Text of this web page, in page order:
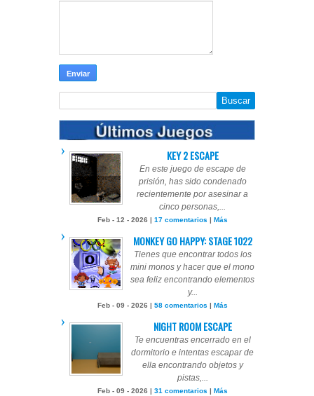
KEY 2 ESCAPE
En este juego de escape de
prisión, has sido condenado
recientemente por asesinar a
cinco personas,...
Feb - 12 - 2026 | 17 comentarios | Más
MONKEY GO HAPPY: STAGE 1022
Tienes que encontrar todos los
mini monos y hacer que el mono
sea feliz encontrando elementos
y...
Feb - 09 - 2026 | 58 comentarios | Más
NIGHT ROOM ESCAPE
Te encuentras encerrado en el
dormitorio e intentas escapar de
ella encontrando objetos y
pistas,...
Feb - 09 - 2026 | 31 comentarios | Más